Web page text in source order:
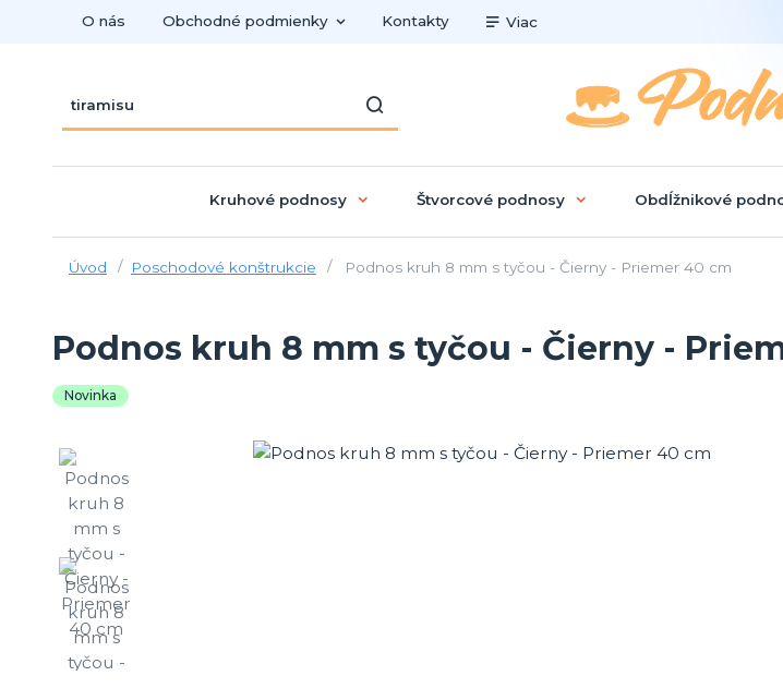
O nás Obchodné podmienky Kontakty Viac
Kruhové podnosy Štvorcové podnosy Obdĺžnikové
Úvod Poschodové konštrukcie Podnos kruh 8 mm s tyčou - Čierny - Priemer 40 cm
Podnos kruh 8 mm s tyčou - Čierny -
Novinka